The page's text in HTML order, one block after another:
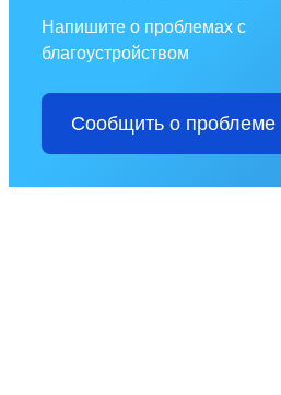
Напишите о проблемах с
благоустройством
Сообщить о проблеме